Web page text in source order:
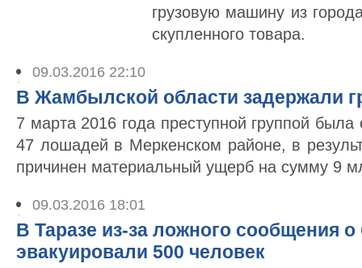
грузовую машину из
скупленного товара.
09.03.2016 22:10
В Жамбылской области задержали
7 марта 2016 года преступной группой
47 лошадей в Меркенском районе, в
причинен материальный ущерб на сумму 9
09.03.2016 18:01
В Таразе из-за ложного сообщения
эвакуировали 500 человек